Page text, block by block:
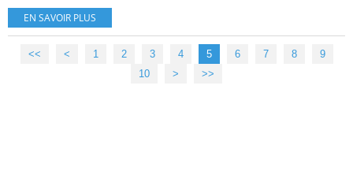
EN SAVOIR PLUS
<< < 1 2 3 4 5 6 7 8
9
10
20
30
40
50
60
70
80
90
100
> >>